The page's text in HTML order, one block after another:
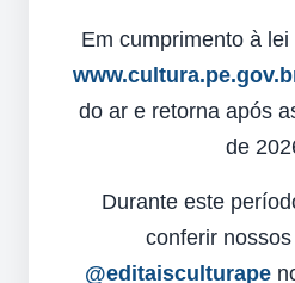
Em cumprimento à lei
do ar e retorna após
de
Durante este
conferir
@editaisculturape